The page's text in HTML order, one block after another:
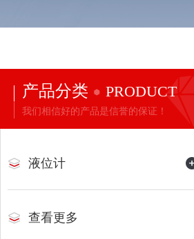
产品分类 PRODUCT
我们相信好的产品是信誉的保证！
液位计
查看更多